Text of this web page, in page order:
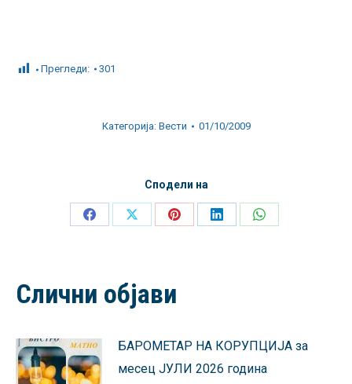
Прегледи: 301
Категорија: Вести 01/10/2009
Сподели на
Share
Share
Share
Share
Share
Слични објави
БАРОМЕТАР НА КОРУПЦИЈА за
месец ЈУЛИ 2026 година